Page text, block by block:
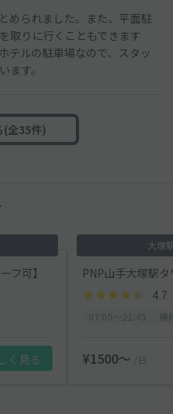
められました。また、平面駐
取りに行くこともできます
テルの駐車場なので、スタッ
ます。
(全35件)
フ可】
く見る
大塚
4.7
¥1500〜 /日